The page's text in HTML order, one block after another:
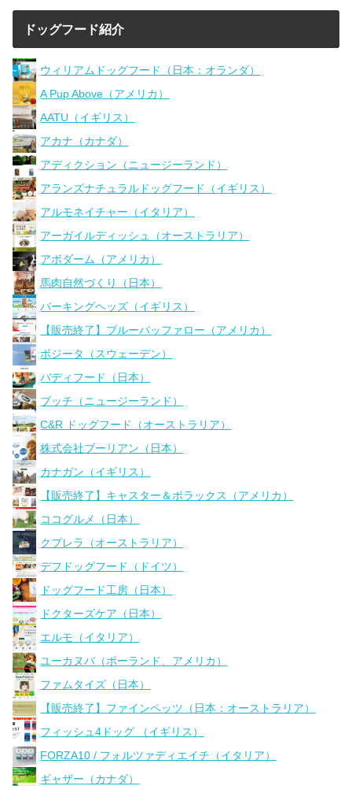
ドッグフード紹介
ウィリアムドッグフード（日本：オランダ）
A Pup Above（アメリカ）
AATU（イギリス）
アカナ（カナダ）
アディクション（ニュージーランド）
アランズナチュラルドッグフード（イギリス）
アルモネイチャー（イタリア）
アーガイルディッシュ（オーストラリア）
アボダーム（アメリカ）
馬肉自然づくり（日本）
バーキングヘッズ（イギリス）
【販売終了】ブルーバッファロー（アメリカ）
ボジータ（スウェーデン）
バディフード（日本）
ブッチ（ニュージーランド）
C&R ドッグフード（オーストラリア）
株式会社ブーリアン（日本）
カナガン（イギリス）
【販売終了】キャスター＆ポラックス（アメリカ）
ココグルメ（日本）
クプレラ（オーストラリア）
デフドッグフード（ドイツ）
ドッグフード工房（日本）
ドクターズケア（日本）
エルモ（イタリア）
ユーカヌバ（ポーランド、アメリカ）
ファムタイズ（日本）
【販売終了】ファインペッツ（日本：オーストラリア）
フィッシュ4ドッグ （イギリス）
FORZA10 / フォルツァディエイチ（イタリア）
ギャザー（カナダ）